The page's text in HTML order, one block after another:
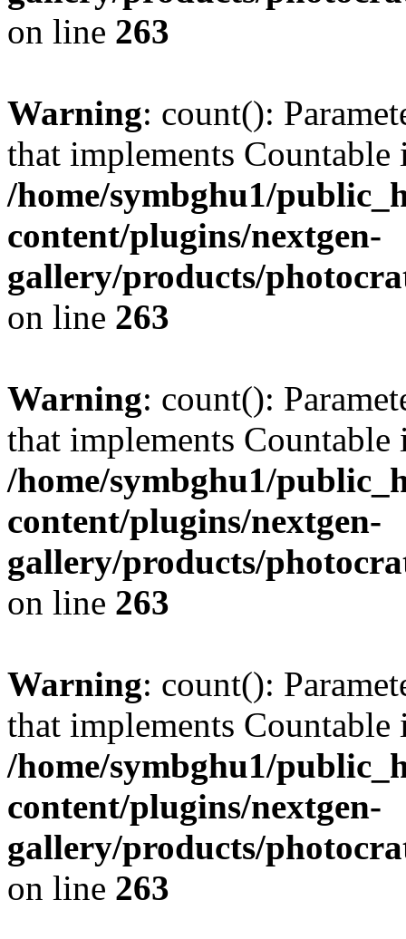
on line 263
Warning: count():
that implements Countable
/home/symbghu1/
content/plugins/nextgen-
gallery/products/
on line 263
Warning: count():
that implements Countable
/home/symbghu1/
content/plugins/nextgen-
gallery/products/
on line 263
Warning: count():
that implements Countable
/home/symbghu1/
content/plugins/nextgen-
gallery/products/
on line 263